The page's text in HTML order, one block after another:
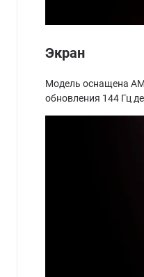
Экран
Модель оснащена
обновления 144 Гц